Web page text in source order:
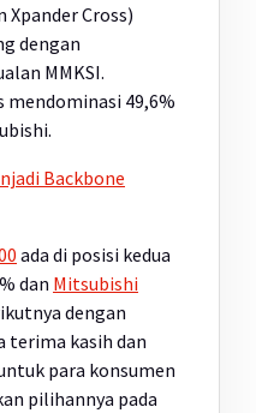
Xpander Cross)
dengan
MMKSI.
mendominasi 49,6%
Backbone
ada di posisi kedua
dan Mitsubishi
dengan
terima kasih dan
para konsumen
pilihannya pada